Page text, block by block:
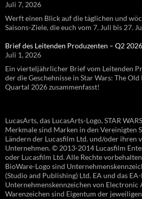
Juli 7, 2026
Werft einen Blick auf die täglichen und
Saisons-Ziele, die euch vom 7. Juli bis 27.
Brief des Leitenden Produzenten – Q2 2026
Juli 1, 2026
Ein vierteljährlicher Brief vom Leitenden
der die Geschehnisse in Star Wars: The
Quartal 2026 zusammenfasst!
LucasArts, das LucasArts-Logo, STAR
Merkmale sind Marken in den Vereinigten
Ländern der Lucasfilm Ltd. und/oder ihren
Unternehmen. © 2013-2014 Lucasfilm
oder Lucasfilm Ltd. Alle Rechte
BioWare-Logo sind
(Studio and Publishing) Ltd. EA und das
Unternehmenskennzeichen von Electronic
Warenzeichen sind Eigentum der